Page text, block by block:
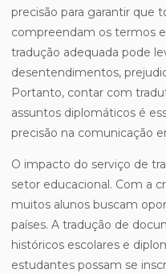
precisão para garantir que
compreendam os termos
tradução adequada pode
desentendimentos,
Portanto, contar com
assuntos diplomáticos é
precisão na comunicação
O impacto do serviço de
setor educacional. Com a
muitos alunos buscam
países. A tradução de
históricos escolares e
estudantes possam se